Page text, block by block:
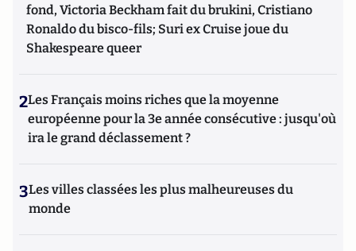
fond, Victoria Beckham fait du brukini, Cristiano
Ronaldo du bisco-fils; Suri ex Cruise joue du
Shakespeare queer
2Les Français moins riches que la moyenne
européenne pour la 3e année consécutive : jusqu'où
ira le grand déclassement ?
3Les villes classées les plus malheureuses du
monde